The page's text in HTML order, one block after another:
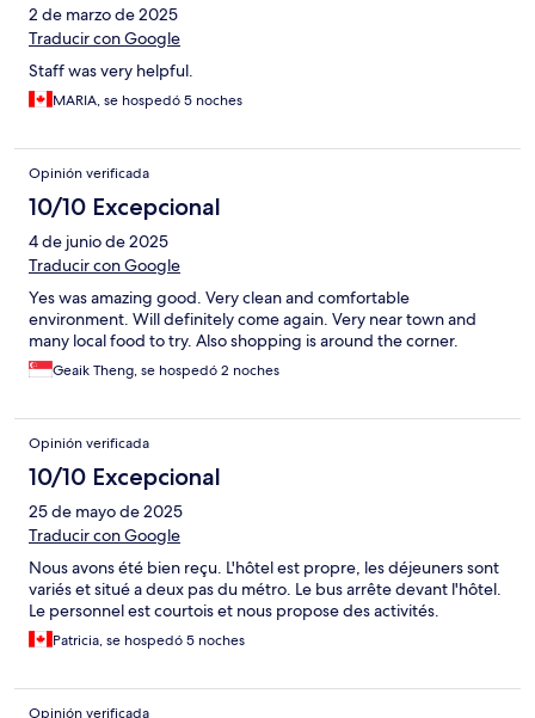
2 de marzo de 2025
Traducir con Google
Staff was very helpful.
MARIA, se hospedó 5 noches
Opinión verificada
10/10 Excepcional
4 de junio de 2025
Traducir con Google
Yes was amazing good. Very clean and comfortable
environment. Will definitely come again. Very near town and
many local food to try. Also shopping is around the corner.
Geaik Theng, se hospedó 2 noches
Opinión verificada
10/10 Excepcional
25 de mayo de 2025
Traducir con Google
Nous avons été bien reçu. L'hôtel est propre, les déjeuners sont
variés et situé a deux pas du métro. Le bus arrête devant l'hôtel.
Le personnel est courtois et nous propose des activités.
Patricia, se hospedó 5 noches
Opinión verificada